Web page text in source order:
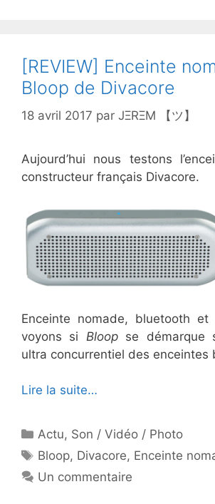
[REVIEW] Enceinte
Bloop de Divacore
18 avril 2017 par JΞRΞM 【ツ】
Aujourd’hui nous testons
constructeur français Divacore.
Enceinte nomade, bluetooth et
voyons si Bloopse démarque
ultra concurrentiel des enceintes
Lire la suite…
Catégories
Actu, Son / Vidéo / Photo
Étiquettes
Bloop, Divacore, Enceinte
Un commentaire